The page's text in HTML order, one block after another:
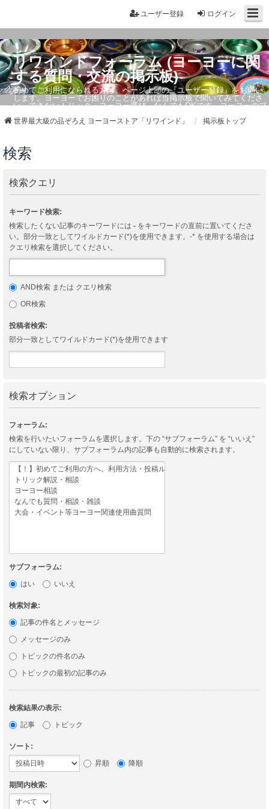
ログイン
ユーザー登録
リワインドフォーラム (ヨーヨーに関
する質問・交流の掲示板)
初めてご利用になられる方は、ページ上部の『ユーザー登録』をお願い
します。ヨーヨーでお困りのことがあれば当掲示板で聞いてみてくださ
い。できないトリック・ヨーヨー選び、なんでもOKです。ヨーヨーのプ
世界最大級の品ぞろえ ヨーヨーストア「リワインド」 掲示板トップ
検索
検索クエリ
キーワード検索:
検索したくない記事のキーワードには - をキーワードの直前に置いてくださ
い。部分一致としてワイルドカード(*)を使用できます。-* を使用する場合は
クエリ検索を選択してください。
AND検索 または クエリ検索
OR検索
投稿者検索:
部分一致としてワイルドカード(*)を使用できます
検索オプション
フォーラム:
検索を行いたいフォーラムを選択します。下の “サブフォーラム” を “いいえ”
にしていない限り、サブフォーラム内の記事も自動的に検索されます。
サブフォーラム:
はい
いいえ
検索対象:
記事の件名とメッセージ
メッセージのみ
トピックの件名のみ
トピックの最初の記事のみ
検索結果の表示:
記事
トピック
ソート:
昇順
降順
期間内検索: